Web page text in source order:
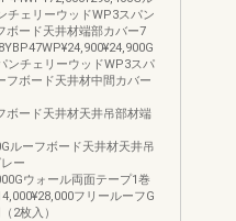
チェリーウッドWP3スパン
ボード天井材端部カバー7
ンチェリーウッドWP3スパ
フボード天井材中間カバー
ボード天井材天井吊部材端
ルーフボード天井材天井吊
ー
ウォール両面テープ1巻
フリールーフG
2枚入）